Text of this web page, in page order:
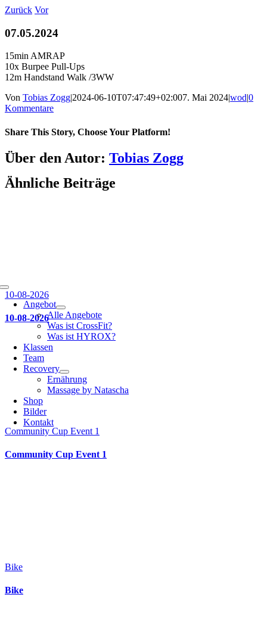
Zum
springen
Toggle
NavigationAngebot
Alle Angebote
Was ist CrossFit?
Was ist HYROX?
Klassen
Team
Recovery
Ernährung
Massage by Natascha
Shop
Bilder
Kontakt
Zurück Vor
07.05.2024
15min AMRAP
10x Burpee Pull-Ups
12m Handstand Walk /3WW
Von Tobias Zogg|2024-06-10T07:47:49+02:007. Mai 2024|wod|0
Kommentare
Share This Story, Choose Your Platform!
Facebook
LinkedIn
WhatsApp
Telegram
Tumblr
Pinterest
Vk
Xing
E-
Mail
Über den Autor: Tobias Zogg
Ähnliche Beiträge
10-08-2026
10-08-2026
Community Cup Event 1
Community Cup Event 1
Bike
Bike